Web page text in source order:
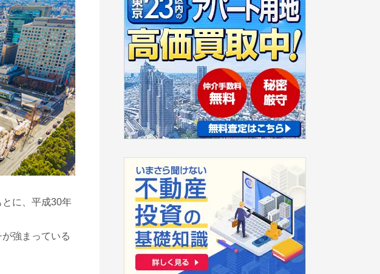
に、平成30年
強まっている